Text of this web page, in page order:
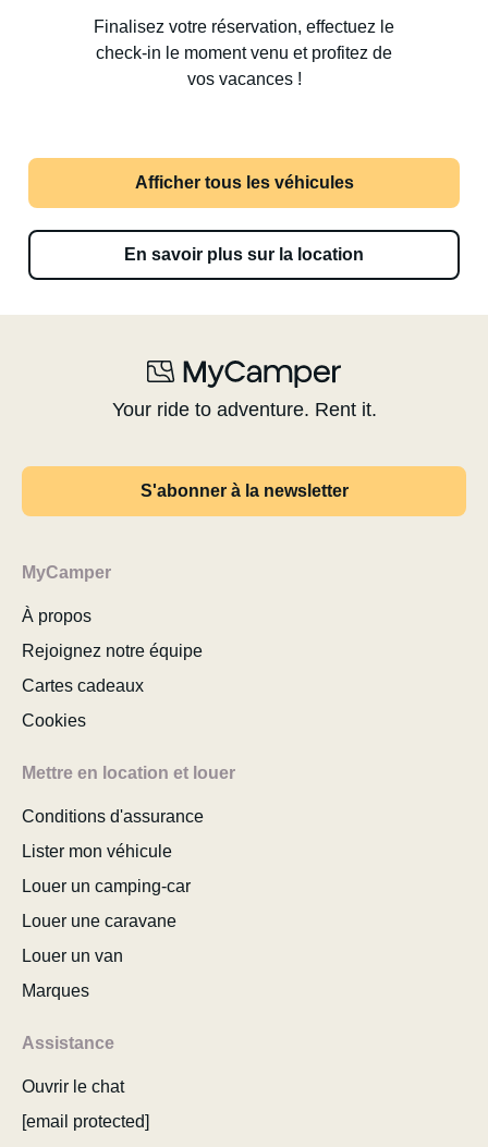
Finalisez votre réservation, effectuez le
check-in le moment venu et profitez de
vos vacances !
Afficher tous les véhicules
En savoir plus sur la location
Your ride to adventure. Rent it.
S'abonner à la newsletter
MyCamper
À propos
Rejoignez notre équipe
Cartes cadeaux
Cookies
Mettre en location et louer
Conditions d'assurance
Lister mon véhicule
Louer un camping-car
Louer une caravane
Louer un van
Marques
Assistance
Ouvrir le chat
[email protected]